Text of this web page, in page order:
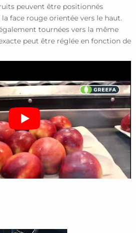
peuvent être positionnés
face rouge orientée vers le haut.
tournées vers la même
peut être réglée en fonction de